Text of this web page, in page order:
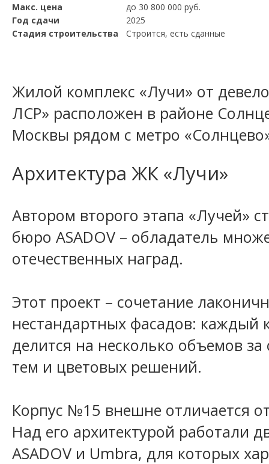
Макс. цена
до 30 800 000 руб.
Год сдачи
2025
Стадия строительства
Строится, есть сданные
Жилой комплекс «Лучи» от
ЛСР» расположен в районе
Москвы рядом с метро
Архитектура ЖК «Лучи»
Автором второго этапа «Лучей»
бюро ASADOV – обладатель
отечественных наград.
Этот проект – сочетание
нестандартных фасадов: каждый
делится на несколько объемов
тем и цветовых решений.
Корпус №15 внешне отличается
Над его архитектурой работали
ASADOV и Umbra, для которых